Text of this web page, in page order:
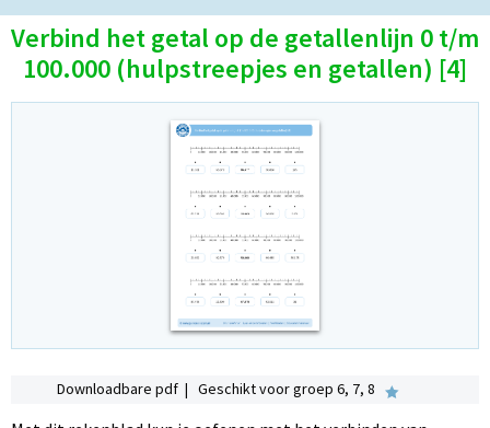
Verbind het getal op de getallenlijn 0 t/m
100.000 (hulpstreepjes en getallen) [4]
Downloadbare pdf | Geschikt voor groep 6, 7, 8